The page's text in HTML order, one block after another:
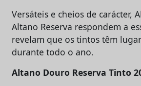
Versáteis e cheios de carácter,
Altano Reserva respondem a
revelam que os tintos têm
durante todo o ano.
Altano Douro Reserva Tinto